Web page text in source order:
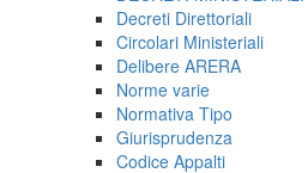
Decreti Direttoriali
Circolari Ministeriali
Delibere ARERA
Norme varie
Normativa Tipo
Giurisprudenza
Codice Appalti